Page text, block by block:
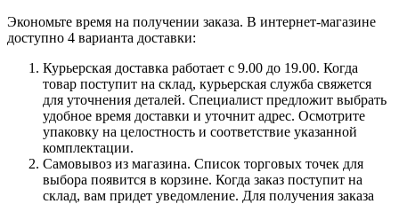
Экономьте время на получении заказа. В интернет-магазине
доступно 4 варианта доставки:
Курьерская доставка работает с 9.00 до 19.00. Когда
товар поступит на склад, курьерская служба свяжется
для уточнения деталей. Специалист предложит выбрать
удобное время доставки и уточнит адрес. Осмотрите
упаковку на целостность и соответствие указанной
комплектации.
Самовывоз из магазина. Список торговых точек для
выбора появится в корзине. Когда заказ поступит на
склад, вам придет уведомление. Для получения заказа